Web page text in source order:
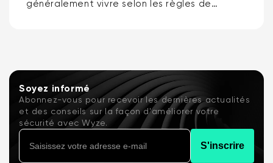
généralement vivre selon les règles de
Soyez informé
Abonnez-vous pour recevoir les dernières actualités
et des conseils sur la façon d'améliorer votre
sécurité avec Wyze.
S'inscrire